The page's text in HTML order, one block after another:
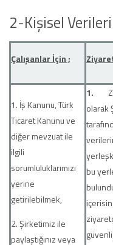
2-Kişisel
Çalışanlar İçin ;
1. İş Kanunu, Türk
Ticaret Kanunu ve
diğer mevzuat ile
ilgili
sorumluluklarımızı
yerine
getirilebilmek,
2. Şirketimiz ile
paylaştığınız veya
1.
olarak
bu